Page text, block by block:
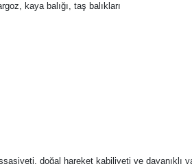
kaya balığı, taş balıkları
doğal hareket kabiliyeti ve dayanıklı